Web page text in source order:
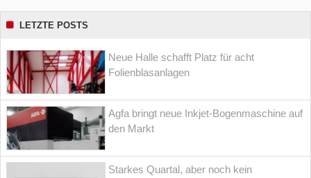
LETZTE POSTS
Neue Halle schafft Platz für acht
Folienblasanlagen
Agfa bringt neue Inkjet-Bogenmaschine auf
den Markt
Starkes Quartal, aber noch kein